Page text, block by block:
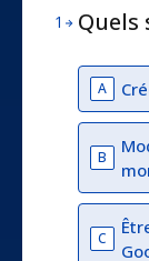
1 Quels
A
B
C